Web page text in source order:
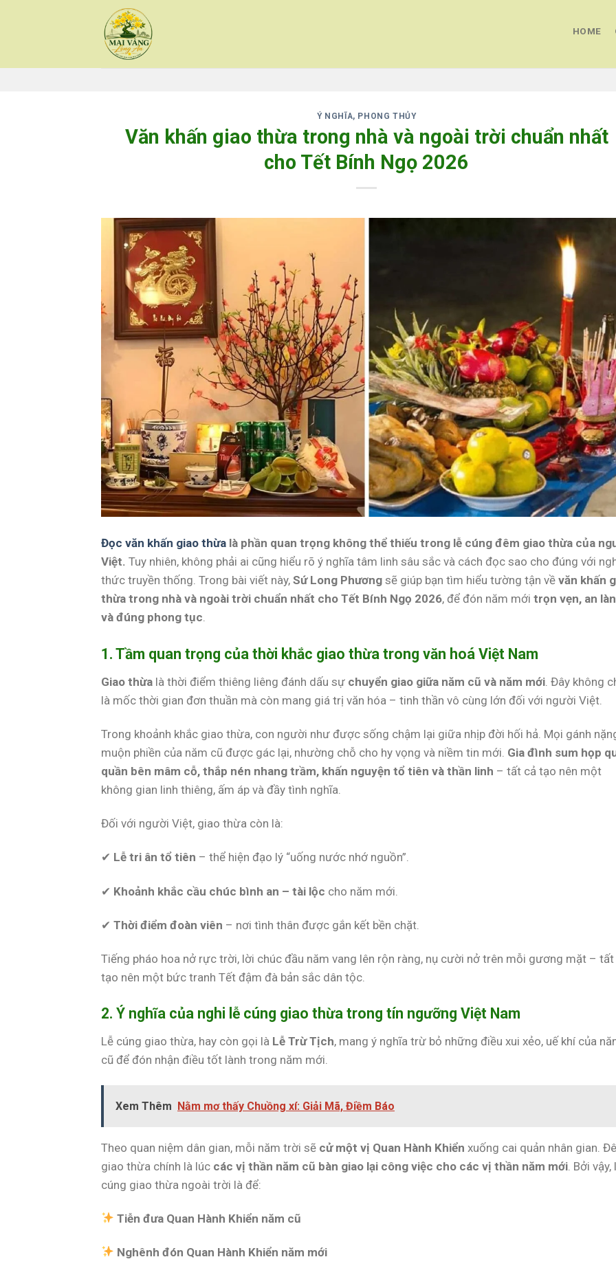
HOME
Ý NGHĨA, PHONG THỦY
Văn khấn giao thừa trong nhà và ngoài trời chuẩn nhất
cho Tết Bính Ngọ 2026
Đọc văn khấn giao thừa là phần quan trọng không thể thiếu trong lễ cúng đêm giao thừa của
Việt. Tuy nhiên, không phải ai cũng hiểu rõ ý nghĩa tâm linh sâu sắc và cách đọc sao cho đúng với
thức truyền thống. Trong bài viết này, Sứ Long Phương sẽ giúp bạn tìm hiểu tường tận về văn khấn
thừa trong nhà và ngoài trời chuẩn nhất cho Tết Bính Ngọ 2026, để đón năm mới trọn vẹn, an
và đúng phong tục.
1. Tầm quan trọng của thời khắc giao thừa trong văn hoá Việt Nam
Giao thừa là thời điểm thiêng liêng đánh dấu sự chuyển giao giữa năm cũ và năm mới. Đây không
là mốc thời gian đơn thuần mà còn mang giá trị văn hóa – tinh thần vô cùng lớn đối với người Việt.
Trong khoảnh khắc giao thừa, con người như được sống chậm lại giữa nhịp đời hối hả. Mọi gánh
muộn phiền của năm cũ được gác lại, nhường chỗ cho hy vọng và niềm tin mới. Gia đình sum họp
quần bên mâm cỗ, thắp nén nhang trầm, khấn nguyện tổ tiên và thần linh – tất cả tạo nên một
không gian linh thiêng, ấm áp và đầy tình nghĩa.
Đối với người Việt, giao thừa còn là:
✔ Lễ tri ân tổ tiên – thể hiện đạo lý “uống nước nhớ nguồn”.
✔ Khoảnh khắc cầu chúc bình an – tài lộc cho năm mới.
✔ Thời điểm đoàn viên – nơi tình thân được gắn kết bền chặt.
Tiếng pháo hoa nở rực trời, lời chúc đầu năm vang lên rộn ràng, nụ cười nở trên mỗi gương mặt –
tạo nên một bức tranh Tết đậm đà bản sắc dân tộc.
2. Ý nghĩa của nghi lễ cúng giao thừa trong tín ngưỡng Việt Nam
Lễ cúng giao thừa, hay còn gọi là Lễ Trừ Tịch, mang ý nghĩa trừ bỏ những điều xui xẻo, uế khí của
cũ để đón nhận điều tốt lành trong năm mới.
Xem Thêm Nằm mơ thấy Chuồng xí: Giải Mã, Điềm Báo
Theo quan niệm dân gian, mỗi năm trời sẽ cử một vị Quan Hành Khiển xuống cai quản nhân gian.
giao thừa chính là lúc các vị thần năm cũ bàn giao lại công việc cho các vị thần năm mới . Bởi vậy,
cúng giao thừa ngoài trời là để:
Tiễn đưa Quan Hành Khiển năm cũ
Nghênh đón Quan Hành Khiển năm mới